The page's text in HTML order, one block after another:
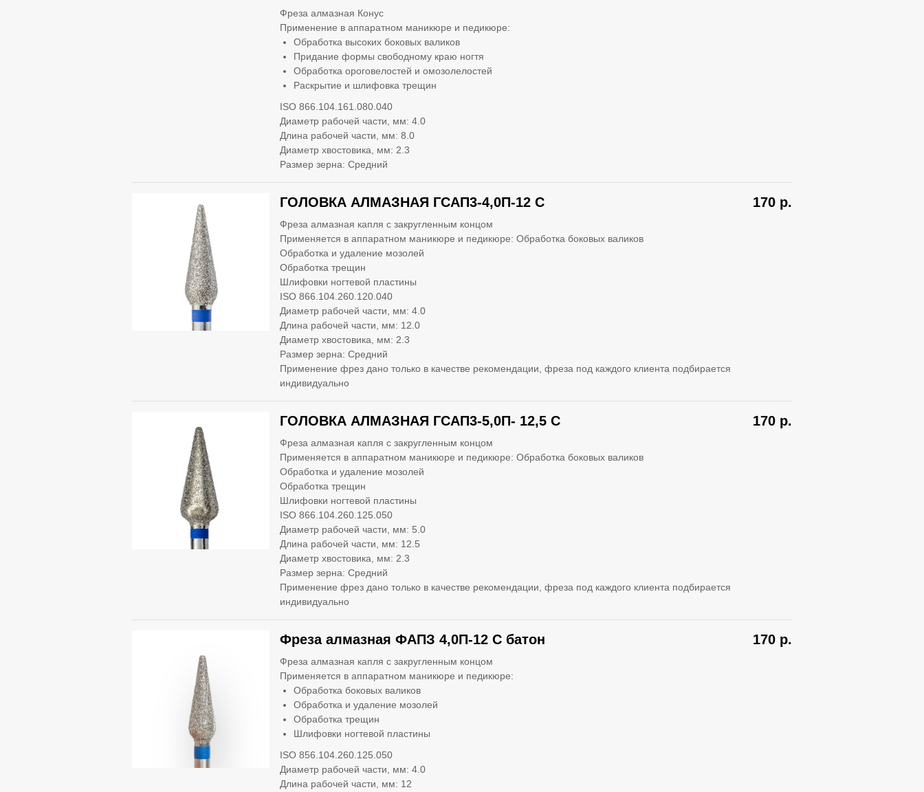
Фреза алмазная Конус
Применение в аппаратном маникюре и педикюре:
Обработка высоких боковых валиков
Придание формы свободному краю ногтя
Обработка ороговелостей и омозолелостей
Раскрытие и шлифовка трещин
ISO 866.104.161.080.040
Диаметр рабочей части, мм: 4.0
Длина рабочей части, мм: 8.0
Диаметр хвостовика, мм: 2.3
Размер зерна: Средний
ГОЛОВКА АЛМАЗНАЯ ГСАП3-4,0П-12 С
Фреза алмазная капля с закругленным концом
Применяется в аппаратном маникюре и педикюре: Обработка боковых валиков
Обработка и удаление мозолей
Обработка трещин
Шлифовки ногтевой пластины
ISO 866.104.260.120.040
Диаметр рабочей части, мм: 4.0
Длина рабочей части, мм: 12.0
Диаметр хвостовика, мм: 2.3
Размер зерна: Средний
Применение фрез дано только в качестве рекомендации, фреза под каждого клиента подбирается
индивидуально
170 р.
ГОЛОВКА АЛМАЗНАЯ ГСАП3-5,0П- 12,5 С
Фреза алмазная капля с закругленным концом
Применяется в аппаратном маникюре и педикюре: Обработка боковых валиков
Обработка и удаление мозолей
Обработка трещин
Шлифовки ногтевой пластины
ISO 866.104.260.125.050
Диаметр рабочей части, мм: 5.0
Длина рабочей части, мм: 12.5
Диаметр хвостовика, мм: 2.3
Размер зерна: Средний
Применение фрез дано только в качестве рекомендации, фреза под каждого клиента подбирается
индивидуально
170 р.
Фреза алмазная ФАПЗ 4,0П-12 С батон
Фреза алмазная капля с закругленным концом
Применяется в аппаратном маникюре и педикюре:
Обработка боковых валиков
Обработка и удаление мозолей
Обработка трещин
Шлифовки ногтевой пластины
ISO 856.104.260.125.050
Диаметр рабочей части, мм: 4.0
Длина рабочей части, мм: 12
170 р.